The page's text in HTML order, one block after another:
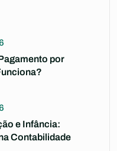
por
e Infância:
Contabilidade